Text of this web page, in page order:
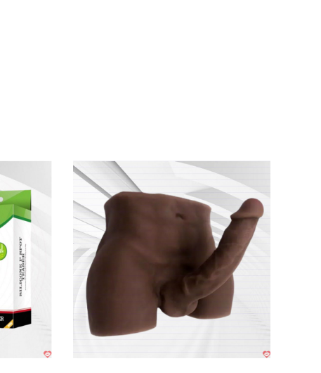
khối có đặc tính mềm dẻo dai
sẽ mang tới cảm giác êm ái, dễ chịu chứ